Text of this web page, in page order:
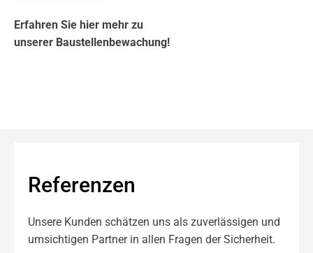
Erfahren Sie hier mehr zu
unserer Baustellenbewachung!
Referenzen
Unsere Kunden schätzen uns als zuverlässigen und
umsichtigen Partner in allen Fragen der Sicherheit.